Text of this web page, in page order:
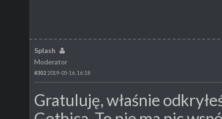
Splash
Moderator
#302 2019-05-16, 16:18
Gratuluję, właśnie